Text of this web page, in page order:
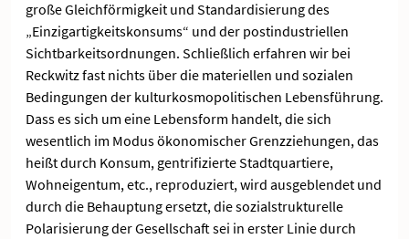
große Gleichförmigkeit und Standardisierung des
„Einzigartigkeitskonsums“ und der postindustriellen
Sichtbarkeitsordnungen. Schließlich erfahren wir bei
Reckwitz fast nichts über die materiellen und sozialen
Bedingungen der kulturkosmopolitischen Lebensführung.
Dass es sich um eine Lebensform handelt, die sich
wesentlich im Modus ökonomischer Grenzziehungen, das
heißt durch Konsum, gentrifizierte Stadtquartiere,
Wohneigentum, etc., reproduziert, wird ausgeblendet und
durch die Behauptung ersetzt, die sozialstrukturelle
Polarisierung der Gesellschaft sei in erster Linie durch